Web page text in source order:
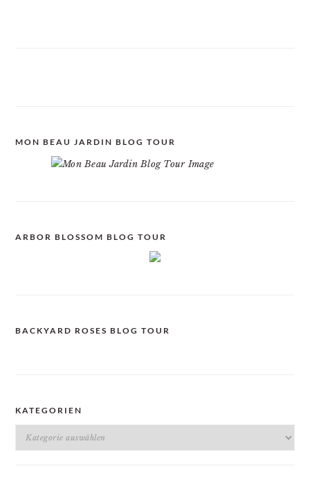
MON BEAU JARDIN BLOG TOUR
ARBOR BLOSSOM BLOG TOUR
BACKYARD ROSES BLOG TOUR
KATEGORIEN
Kategorien